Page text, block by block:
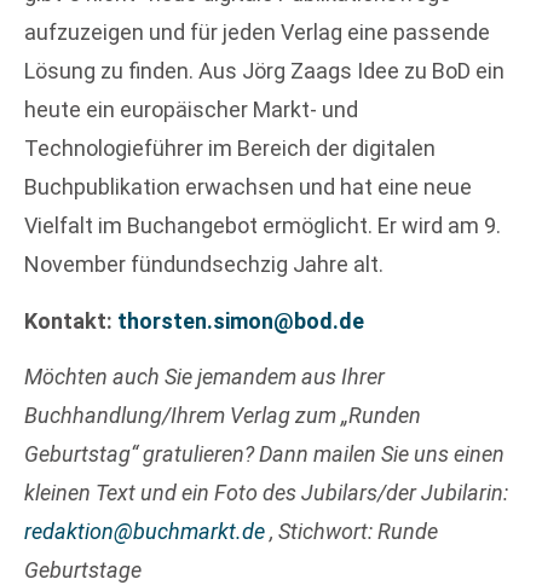
aufzuzeigen und für jeden Verlag eine passende
Lösung zu ﬁnden. Aus Jörg Zaags Idee zu BoD ein
heute ein europäischer Markt- und
Technologieführer im Bereich der digitalen
Buchpublikation erwachsen und hat eine neue
Vielfalt im Buchangebot ermöglicht. Er wird am 9.
November fündundsechzig Jahre alt.
Kontakt: thorsten.simon@bod.de
Möchten auch Sie jemandem aus Ihrer
Buchhandlung/Ihrem Verlag zum „Runden
Geburtstag“ gratulieren? Dann mailen Sie uns einen
kleinen Text und ein Foto des Jubilars/der Jubilarin:
redaktion@buchmarkt.de, Stichwort: Runde
Geburtstage